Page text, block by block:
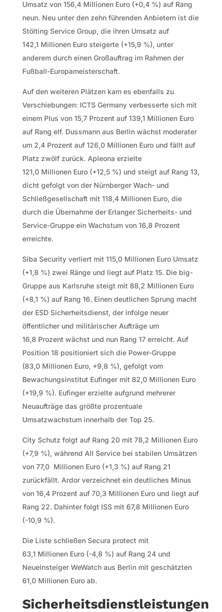
Umsatz von 156,4 Millionen Euro (+0,4 %) auf Rang
neun. Neu unter den zehn führenden Anbietern ist die
Stölting Service Group, die ihren Umsatz auf
142,1 Millionen Euro steigerte (+15,9 %), unter
anderem durch einen Großauftrag im Rahmen der
Fußball-Europameisterschaft.
Auf den weiteren Plätzen kam es ebenfalls zu
Verschiebungen: ICTS Germany verbesserte sich mit
einem Plus von 15,7 Prozent auf 139,1 Millionen Euro
auf Rang elf. Dussmann aus Berlin wächst moderater
um 2,4 Prozent auf 126,0 Millionen Euro und fällt auf
Platz zwölf zurück. Apleona erzielte
121,0 Millionen Euro (+12,5 %) und steigt auf Rang 13,
dicht gefolgt von der Nürnberger Wach- und
Schließgesellschaft mit 118,4 Millionen Euro, die
durch die Übernahme der Erlanger Sicherheits- und
Service-Gruppe ein Wachstum von 16,8 Prozent
erreichte.
Siba Security verliert mit 115,0 Millionen Euro Umsatz
(+1,8 %) zwei Ränge und liegt auf Platz 15. Die big-
Gruppe aus Karlsruhe steigt mit 88,2 Millionen Euro
(+8,1 %) auf Rang 16. Einen deutlichen Sprung macht
der ESD Sicherheitsdienst, der infolge neuer
öffentlicher und militärischer Aufträge um
16,8 Prozent wächst und nun Rang 17 erreicht. Auf
Position 18 positioniert sich die Power-Gruppe
(83,0 Millionen Euro, +9,8 %), gefolgt vom
Bewachungsinstitut Eufinger mit 82,0 Millionen Euro
(+19,9 %). Eufinger erzielte aufgrund mehrerer
Neuaufträge das größte prozentuale
Umsatzwachstum innerhalb der Top 25.
City Schutz folgt auf Rang 20 mit 78,2 Millionen Euro
(+7,9 %), während All Service bei stabilen Umsätzen
von 77,0 Millionen Euro (+1,3 %) auf Rang 21
zurückfällt. Ardor verzeichnet ein deutliches Minus
von 16,4 Prozent auf 70,3 Millionen Euro und liegt auf
Rang 22. Dahinter folgt ISS mit 67,8 Millionen Euro
(-10,9 %).
Die Liste schließen Secura protect mit
63,1 Millionen Euro (-4,8 %) auf Rang 24 und
Neueinsteiger WeWatch aus Berlin mit geschätzten
61,0 Millionen Euro ab.
Sicherheitsdienstleistungen